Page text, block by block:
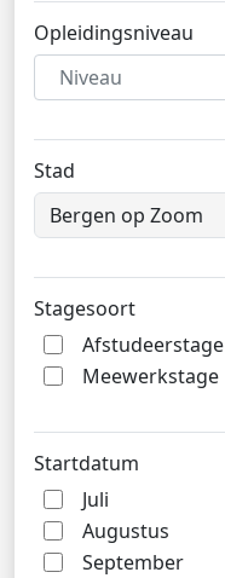
Opleidingsniveau
Niveau
Stad
Stagesoort
Afstudeerstage
Meewerkstage
Startdatum
Juli
Augustus
September